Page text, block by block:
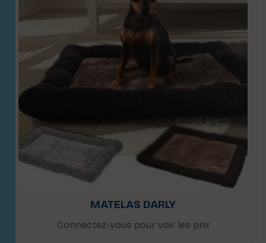
MATELAS DARLY
Connectez-vous pour voir les prix